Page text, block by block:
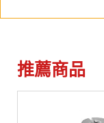
推薦商品